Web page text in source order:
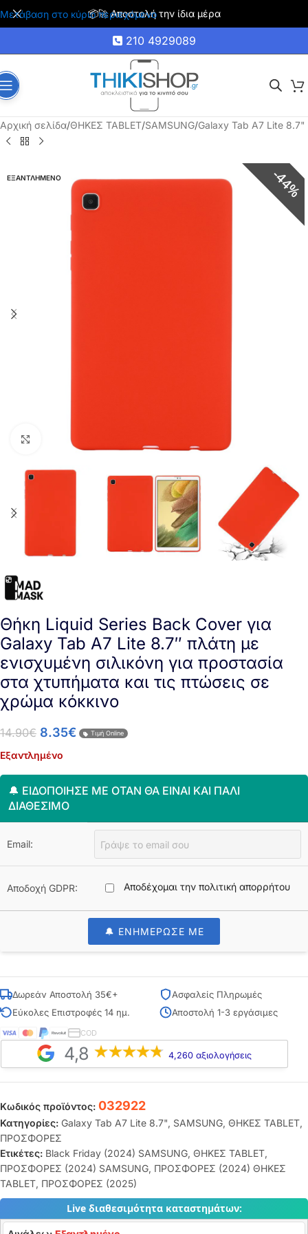
Μετάβαση στο κύριο περιεχόμενο
🚚 Δωρεάν μεταφορικά για αγορές άνω των 35€
210 4929089
Αρχική σελίδα/ΘΗΚΕΣ TABLET/SAMSUNG/Galaxy Tab A7 Lite 8.7"
ΕΞΑΝΤΛΗΜΕΝΟ 44%
Click to enlarge
Θήκη Liquid Series Back Cover για
Galaxy Tab A7 Lite 8.7″ πλάτη με
ενισχυμένη σιλικόνη για προστασία
στα χτυπήματα και τις πτώσεις σε
χρώμα κόκκινο
14.90€ 8.35€ Τιμή Online
Εξαντλημένο
🔔 ΕΙΔΟΠΟΊΗΣΈ ΜΕ ΌΤΑΝ ΘΑ ΕΊΝΑΙ ΚΑΙ ΠΆΛΙ
ΔΙΑΘΈΣΙΜΟ
Email:
Αποδοχή GDPR: Αποδέχομαι την πολιτική απορρήτου
🔔 ΕΝΗΜΕΡΩΣΕ ΜΕ
Δωρεάν Αποστολή 35€+
Ασφαλείς Πληρωμές
Εύκολες Επιστροφές 14 ημ.
Αποστολή 1-3 εργάσιμες
COD
4,8 4,260 αξιολογήσεις
Κωδικός προϊόντος: 032922
Κατηγορίες: Galaxy Tab A7 Lite 8.7", SAMSUNG, ΘΗΚΕΣ TABLET,
ΠΡΟΣΦΟΡΕΣ
Ετικέτες: Black Friday (2024) SAMSUNG, ΘΗΚΕΣ TABLET,
ΠΡΟΣΦΟΡΕΣ (2024) SAMSUNG, ΠΡΟΣΦΟΡΕΣ (2024) ΘΗΚΕΣ
TABLET, ΠΡΟΣΦΟΡΕΣ (2025)
Live διαθεσιμότητα καταστημάτων: